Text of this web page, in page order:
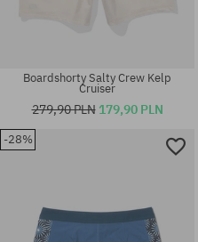
Dostępne rozmiary:
Boardshorty Salty Crew Kelp
Cruiser
279,90 PLN 179,90 PLN
-28%